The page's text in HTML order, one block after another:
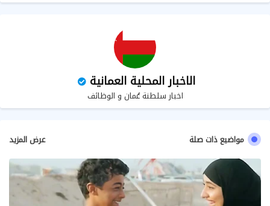
الاخبار المحلية العمانية
اخبار سلطنة عُمان و الوظائف
مواضيع ذات صلة عرض المزيد